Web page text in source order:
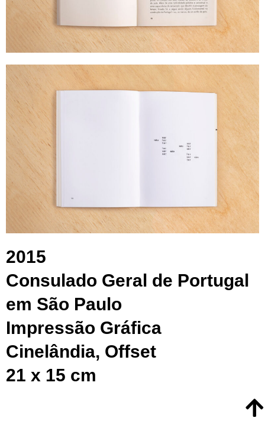
2015
Consulado Geral de Portugal
em São Paulo
Impressão Gráfica
Cinelândia, Offset
21 x 15 cm